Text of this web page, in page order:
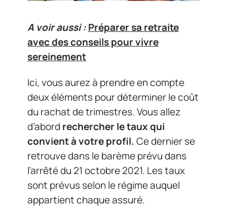
A voir aussi :Préparer sa retraite
avec des conseils pour vivre
sereinement
Ici, vous aurez à prendre en compte
deux éléments pour déterminer le coût
du rachat de trimestres. Vous allez
d’abord rechercher le taux qui
convient à votre profil. Ce dernier se
retrouve dans le barème prévu dans
l’arrêté du 21 octobre 2021. Les taux
sont prévus selon le régime auquel
appartient chaque assuré.